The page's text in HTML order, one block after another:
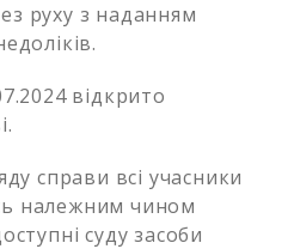
руху з наданням
відкрито
справи всі учасники
належним чином
суду засоби